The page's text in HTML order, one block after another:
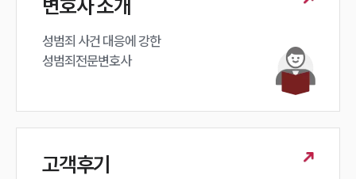
변호사 소개
성범죄 사건 대응에 강한
성범죄전문변호사
고객후기